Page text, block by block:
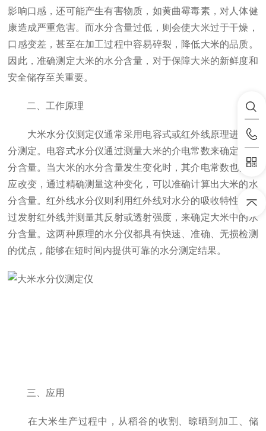
影响口感，还可能产生有害物质，如黄曲霉毒素，对人体健
康造成严重危害。而水分含量过低，则会使大米过于干燥，
口感变差，甚至在加工过程中容易碎裂，降低大米的品质。
因此，准确测定大米的水分含量，对于保障大米的新鲜度和
安全储存至关重要。
二、工作原理
大米水分仪测定仪通常采用电容式或红外线原理进行水
分测定。电容式水分仪通过测量大米的介电常数来确定其水
分含量。当大米的水分含量发生变化时，其介电常数也会相
应改变，通过精确测量这种变化，可以准确计算出大米的水
分含量。红外线水分仪则利用红外线对水分的吸收特性，通
过发射红外线并测量其反射或透射强度，来确定大米中的水
分含量。这两种原理的水分仪都具有快速、准确、无损检测
的优点，能够在短时间内提供可靠的水分测定结果。
三、应用
在大米生产过程中，从稻谷的收割、晾晒到加工、储